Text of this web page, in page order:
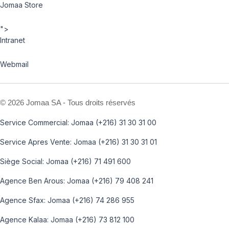
Jomaa Store
">
Intranet
Webmail
© 2026 Jomaa SA - Tous droits réservés
Service Commercial: Jomaa (+216) 31 30 31 00
Service Apres Vente: Jomaa (+216) 31 30 31 01
Siège Social: Jomaa (+216) 71 491 600
Agence Ben Arous: Jomaa (+216) 79 408 241
Agence Sfax: Jomaa (+216) 74 286 955
Agence Kalaa: Jomaa (+216) 73 812 100